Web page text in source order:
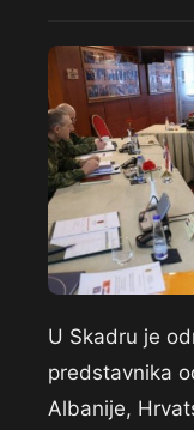
U Skadru je
predstavnika
Albanije,